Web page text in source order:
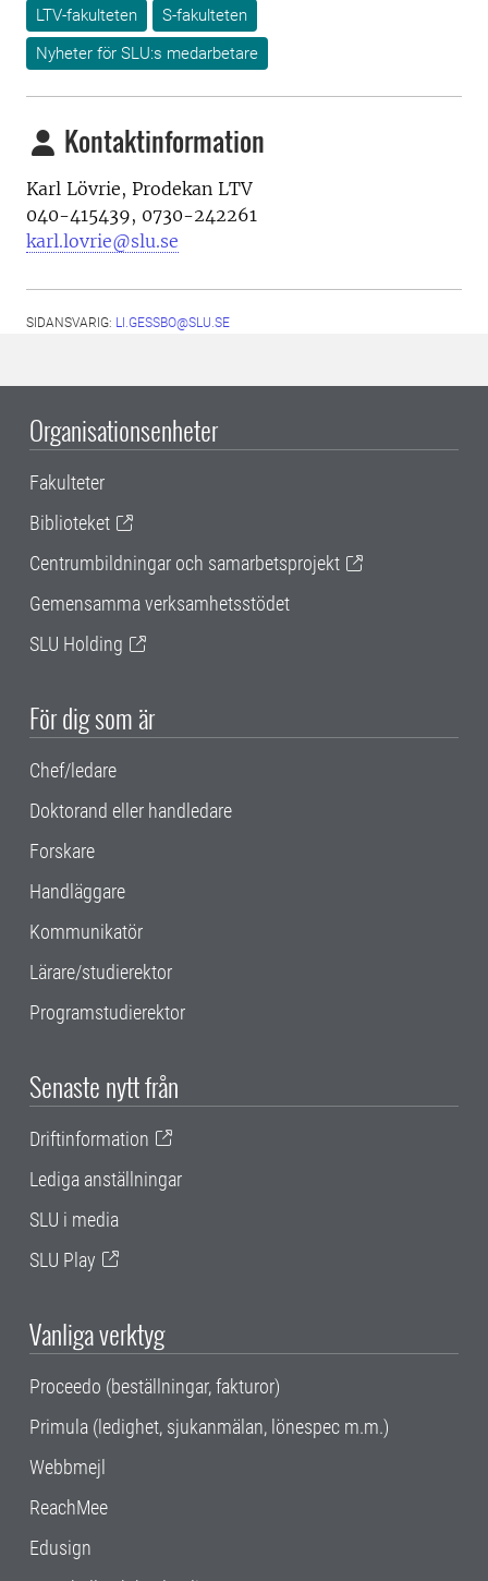
LTV-fakulteten
S-fakulteten
Nyheter för SLU:s medarbetare
Kontaktinformation
Karl Lövrie, Prodekan LTV
040-415439, 0730-242261
karl.lovrie@slu.se
SIDANSVARIG: LI.GESSBO@SLU.SE
Organisationsenheter
Fakulteter
Biblioteket
Centrumbildningar och samarbetsprojekt
Gemensamma verksamhetsstödet
SLU Holding
För dig som är
Chef/ledare
Doktorand eller handledare
Forskare
Handläggare
Kommunikatör
Lärare/studierektor
Programstudierektor
Senaste nytt från
Driftinformation
Lediga anställningar
SLU i media
SLU Play
Vanliga verktyg
Proceedo (beställningar, fakturor)
Primula (ledighet, sjukanmälan, lönespec m.m.)
Webbmejl
ReachMee
Edusign